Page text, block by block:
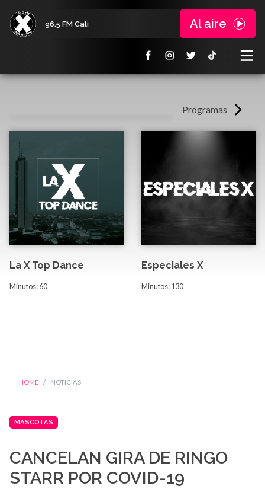
96.5 FM Cali Al aire
Programas
La X Top Dance
Minutos: 60
Especiales X
Minutos: 130
HOME NOTICIAS
MASCOTAS
CANCELAN GIRA DE RINGO
STARR POR COVID-19